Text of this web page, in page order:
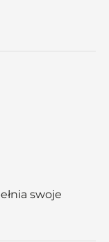
swoje